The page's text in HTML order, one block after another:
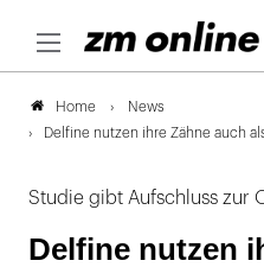
Home
News
Delfine nutzen ihre Zähne auch
Studie gibt Aufschluss zur
Delfine nutzen